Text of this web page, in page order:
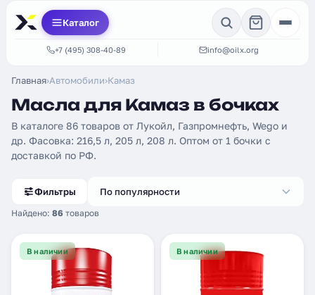
Каталог
+7 (495) 308-40-89 info@oilx.org
Главная›Автомобили›Камаз
Масла для Камаз в бочках
В каталоге 86 товаров от Лукойл, Газпромнефть, Wego и
др. Фасовка: 216,5 л, 205 л, 208 л. Оптом от 1 бочки с
доставкой по РФ.
Фильтры
Найдено: 86 товаров
По популярности
В наличии В наличии